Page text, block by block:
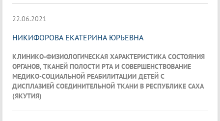
22.06.2021
НИКИФОРОВА ЕКАТЕРИНА ЮРЬЕВНА
КЛИНИКО-ФИЗИОЛОГИЧЕСКАЯ ХАРАКТЕРИСТИКА СОСТОЯНИЯ
ОРГАНОВ, ТКАНЕЙ ПОЛОСТИ РТА И СОВЕРШЕНСТВОВАНИЕ
МЕДИКО-СОЦИАЛЬНОЙ РЕАБИЛИТАЦИИ ДЕТЕЙ С
ДИСПЛАЗИЕЙ СОЕДИНИТЕЛЬНОЙ ТКАНИ В РЕСПУБЛИКЕ САХА
(ЯКУТИЯ)